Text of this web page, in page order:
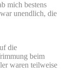
mich bestens
unendlich, die
die
beim
waren teilweise